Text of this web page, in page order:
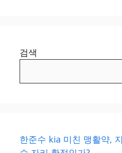
검색
한준수 kia 미친 맹활약,